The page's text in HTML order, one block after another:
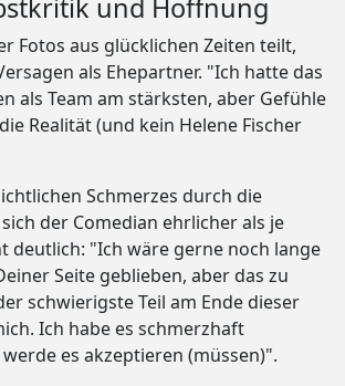
und Hoffnung
Fotos aus glücklichen Zeiten teilt,
als Ehepartner. "Ich hatte das
als Team am stärksten, aber Gefühle
Realität (und kein Helene Fischer
Schmerzes durch die
der Comedian ehrlicher als je
deutlich: "Ich wäre gerne noch lange
Seite geblieben, aber das zu
schwierigste Teil am Ende dieser
Ich habe es schmerzhaft
es akzeptieren (müssen)".